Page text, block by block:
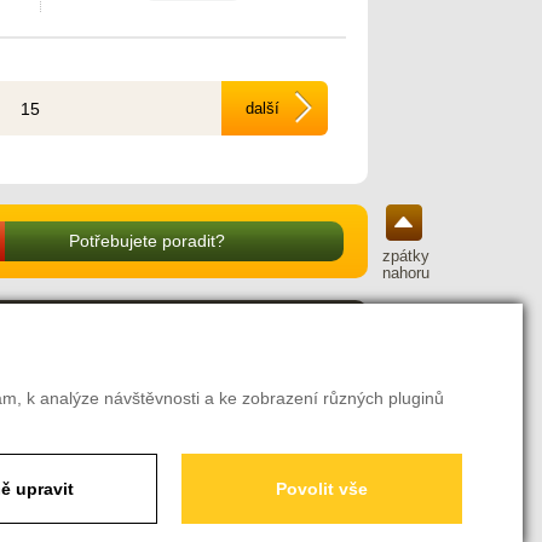
k analýze návštěvnosti a ke zobrazení různých pluginů
upravit Povolit vše
15 další
Potřebujete poradit?
podmínky
a platba
zpátky
nahoru